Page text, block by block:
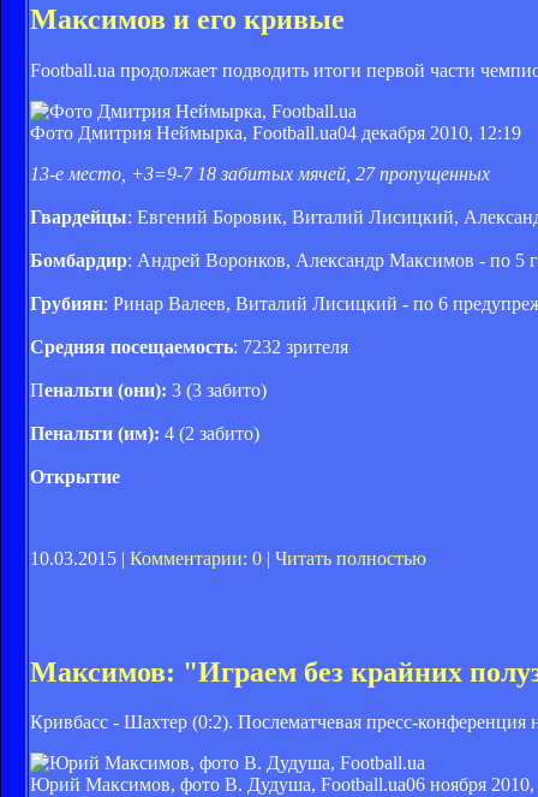
Максимов и его кривые
Football.ua продолжает подводить итоги первой части
Фото Дмитрия Неймырка, Football.ua04 декабря 2010, 12:19
13-е место, +3=9-7 18 забитых мячей, 27 пропущенных
Гвардейцы: Евгений Боровик, Виталий Лисицкий,
Бомбардир: Андрей Воронков, Александр Максимов - по 5
Грубиян: Ринар Валеев, Виталий Лисицкий - по 6
Средняя посещаемость: 7232 зрителя
Пенальти (они): 3 (3 забито)
Пенальти (им): 4 (2 забито)
Открытие
10.03.2015 | Комментарии: 0 | Читать полностью
Максимов: "Играем без крайних
Кривбасс - Шахтер (0:2). Послематчевая пресс-
Юрий Максимов, фото В. Дудуша, Football.ua06 ноября